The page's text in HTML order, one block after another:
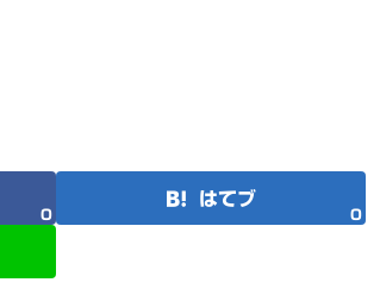
0
はてブ
0